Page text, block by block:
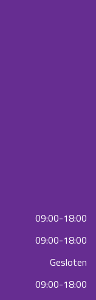
09:00-18:00
09:00-18:00
Gesloten
09:00-18:00